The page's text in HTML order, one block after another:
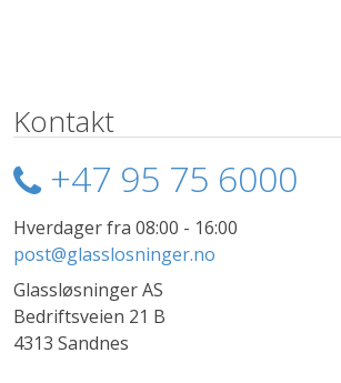
Kontakt
+47 95 75 6000
Hverdager fra 08:00 - 16:00
post@glasslosninger.no
Glassløsninger AS
Bedriftsveien 21 B
4313 Sandnes